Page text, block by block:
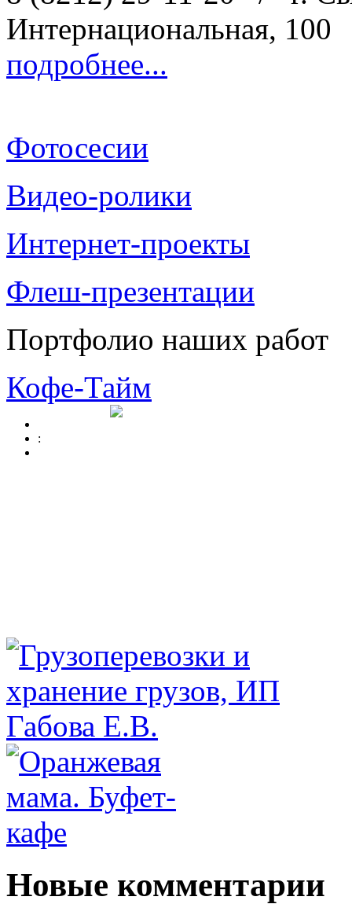
Интернациональная, 100
подробнее...
Фотосесии
Видео-ролики
Интернет-проекты
Флеш-презентации
Портфолио наших работ
Кофе-Тайм
:
Новые комментарии